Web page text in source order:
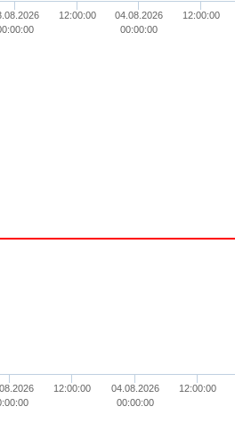
12:00:00
04.08.2026
00:00:00
12:00:00
12:00:00
04.08.2026
00:00:00
12:00:00